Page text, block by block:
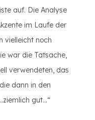
auf. Die Analyse
im Laufe der
vielleicht noch
war die Tatsache,
verwendeten, das
dann in den
gut...“